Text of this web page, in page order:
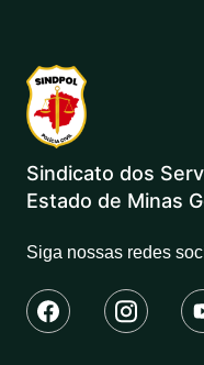
Sindicato dos
Estado de Minas
Siga nossas redes